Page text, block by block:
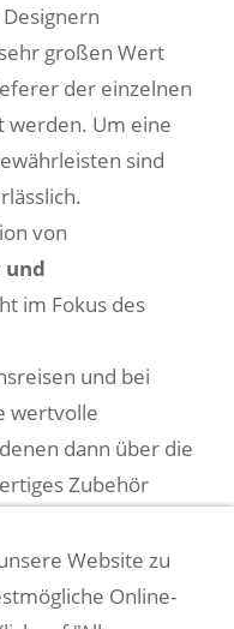
großen Wert
der einzelnen
werden. Um eine
sind
von
und
im Fokus des
und bei
wertvolle
dann über die
Zubehör
Website zu
Online-